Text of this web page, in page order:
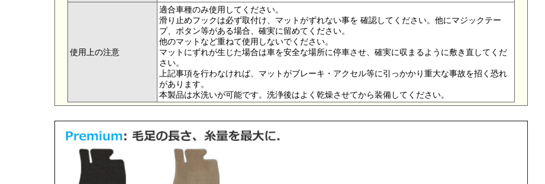
使用上の注意
適合車種のみ使用してください。
滑り止めフックは必ず取付け、マットがずれない事を 確認してください。他にマジックテー
プ、ボタン等がある場合、確実に留めてください。
他のマットなど重ねて使用しないでください。
マットにずれが生じた場合は車を安全な場所に停車させ、確実に収まるように敷き直してくだ
さい。
上記事項を行わなければ、マットがブレーキ・アクセル等に引っかかり重大な事故を招く恐れ
があります。
本製品は水洗いが可能です。洗浄後はよく乾燥させてから装備してください。